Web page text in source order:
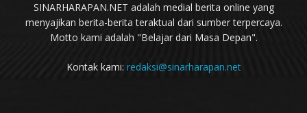
SINARHARAPAN.NET adalah medial berita online yang
menyajikan berita-berita teraktual dari sumber terpercaya.
Motto kami adalah "Belajar dari Masa Depan".
Kontak kami: redaksi@sinarharapan.net